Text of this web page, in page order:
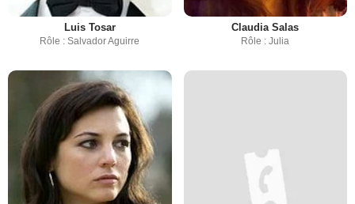
Luis Tosar
Rôle : Salvador Aguirre
Claudia Salas
Rôle : Julia